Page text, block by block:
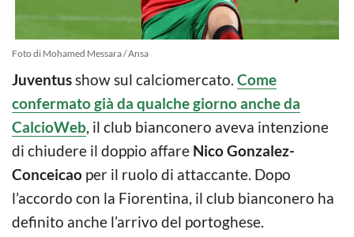
Foto di Mohamed Messara / Ansa
Juventusshow sul calciomercato. Come
confermato già da qualche giorno anche da
CalcioWeb, il club bianconero aveva intenzione
di chiudere il doppio affare Nico Gonzalez-
Conceicao per il ruolo di attaccante. Dopo
l’accordo con la Fiorentina, il club bianconero ha
definito anche l’arrivo del portoghese.